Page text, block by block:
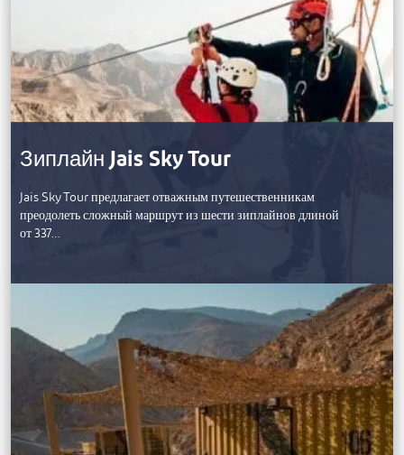
Зиплайн Jais Sky Tour
Jais Sky Tour предлагает отважным путешественникам
преодолеть сложный маршрут из шести зиплайнов длиной
от 337…